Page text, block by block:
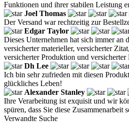
Funktionen und ihrer stabilen Leistung
Joel Thomas
Der Versand war rechtzeitig zur
Edgar Taylor
Dieses Unternehmen hat sich immer an
versicherter materieller, versicherter
versicherter Produktion und
Dh Lee
Ich bin sehr zufrieden mit diesen
glückliches Leben!
Alexander Stanley
Ihre Verarbeitung ist exquisit und wir
spüren, dass Sie diese Zusammenarbeit
Verwandte Suche